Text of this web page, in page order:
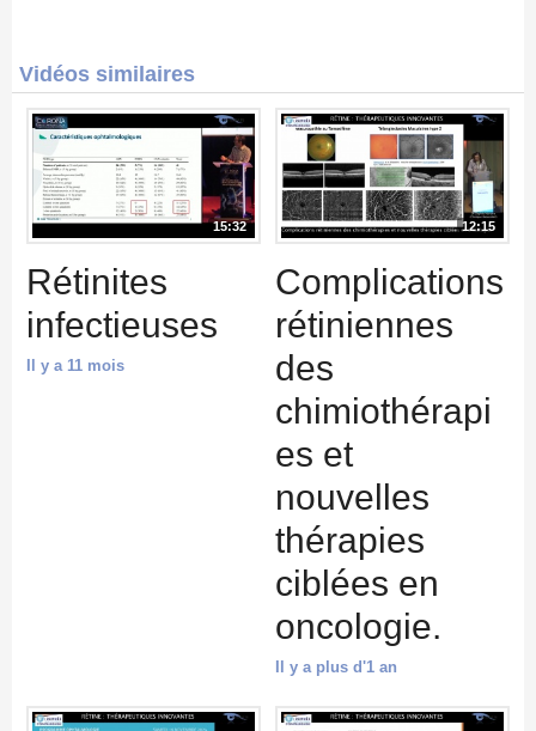
Vidéos similaires
15:32
Rétinites
infectieuses
Il y a 11 mois
12:15
Complications
rétiniennes
des
chimiothérapi
es et
nouvelles
thérapies
ciblées en
oncologie.
Il y a plus d'1 an